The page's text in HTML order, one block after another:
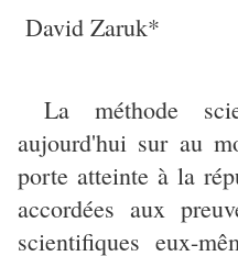
David Zaruk*
La méthode
aujourd'hui sur au
porte atteinte à la
accordées aux
scientifiques eux-